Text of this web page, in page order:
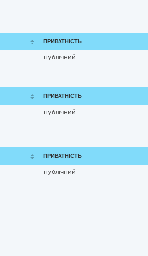
ПРИВАТНІСТЬ
публічний
ПРИВАТНІСТЬ
публічний
ПРИВАТНІСТЬ
публічний